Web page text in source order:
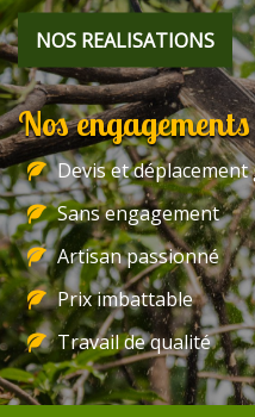
NOS REALISATIONS
Nos engagements
Devis et
Sans engagement
Artisan passionné
Prix imbattable
Travail de qualité